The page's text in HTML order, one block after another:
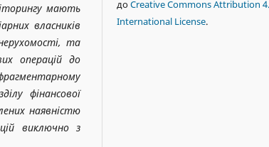
мають
власників
та
операцій до
фінансової
наявністю
виключно з
доCreative Commons Attribution
International License.